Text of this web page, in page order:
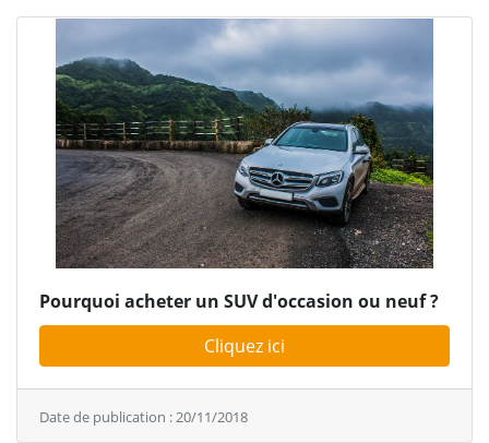
Pourquoi acheter un SUV d'occasion ou neuf ?
Cliquez ici
Date de publication : 20/11/2018